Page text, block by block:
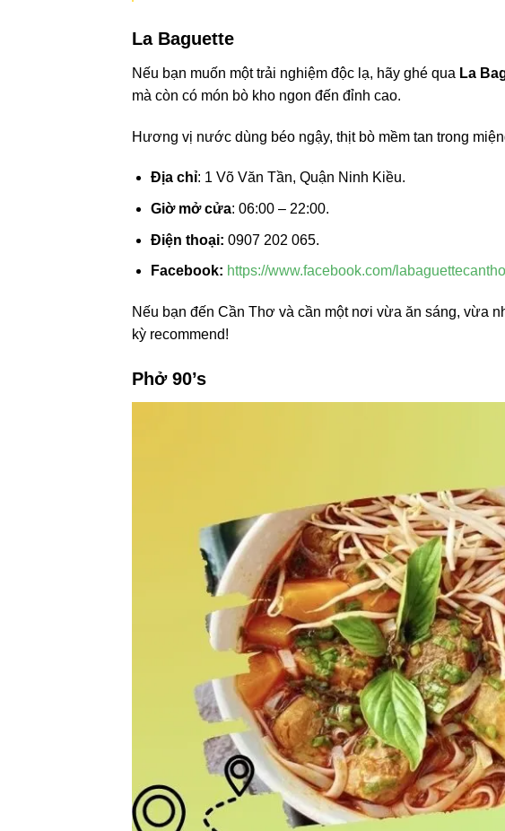
La Baguette
Nếu bạn muốn một trải nghiệm độc lạ, hãy ghé qua La
mà còn có món bò kho ngon đến đỉnh cao.
Hương vị nước dùng béo ngậy, thịt bò mềm tan trong
Địa chỉ: 1 Võ Văn Tần, Quận Ninh Kiều.
Giờ mở cửa: 06:00 – 22:00.
Điện thoại: 0907 202 065.
Facebook: https://www.facebook.com/labaguettecantho
Nếu bạn đến Cần Thơ và cần một nơi vừa ăn sáng, vừa
kỳ recommend!
Phở 90’s